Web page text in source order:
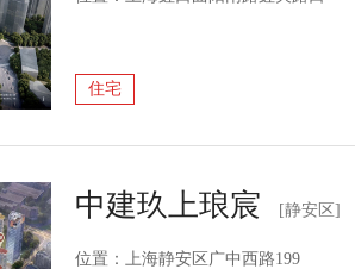
住宅
中建玖上琅宸 [静安区]
位置：上海静安区广中西路199